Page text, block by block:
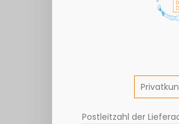
Postleitzahl der